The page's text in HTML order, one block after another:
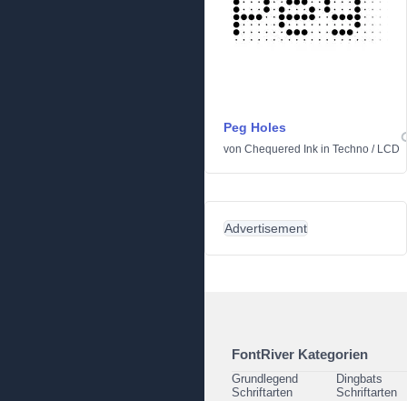
Peg Holes
von Chequered Ink in Techno / LCD
Advertisement
FontRiver Kategorien
Grundlegend
Schriftarten
Dingbats
Schriftarten